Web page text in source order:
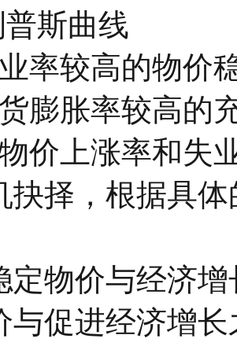
普斯曲线
业率较高的物价
货膨胀率较高的
物价上涨率和
抉择，根据具
定物价与经济增
与促进经济增